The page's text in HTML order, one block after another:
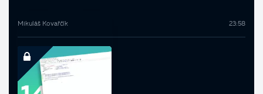
Mikuláš Kovařčík 23:58